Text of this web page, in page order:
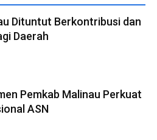
Dituntut Berkontribusi dan
Daerah
Pemkab Malinau Perkuat
ASN